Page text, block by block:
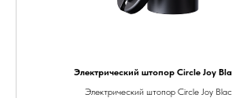
Электрический штопор Circle Joy
Электрический штопор Circle Joy